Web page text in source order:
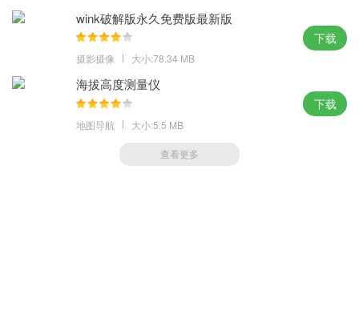
wink破解版永久免费版最新版
摄影摄像 大小:78.34 MB
下载
海拔高度测量仪
地图导航 大小:5.5 MB
下载
查看更多